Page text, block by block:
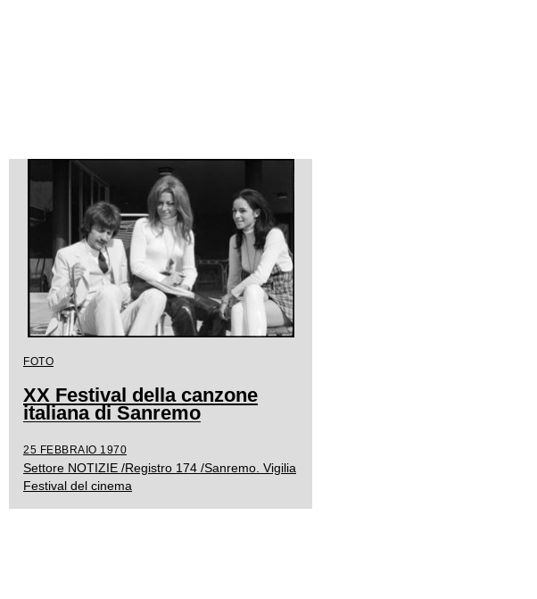
FOTO
XX Festival della canzone
italiana di Sanremo
25 FEBBRAIO 1970
Settore NOTIZIE /Registro 174 /Sanremo. Vigilia
Festival del cinema